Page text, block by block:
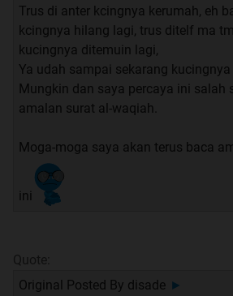
Trus di anter kcingnya kerumah, eh
kcingnya hilang lagi, trus ditelf ma
kucingnya ditemuin lagi,
Ya udah sampai sekarang kucingnya
Mungkin dan saya percaya ini salah
amalan surat al-waqiah.
Moga-moga saya akan terus baca
ini
Quote:
Original Posted By disade ►